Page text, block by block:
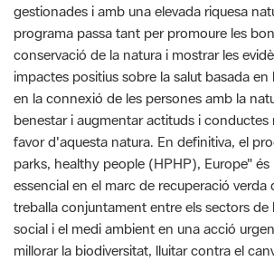
impactes positius sobre la salut basada en
en la connexió de les persones amb la
benestar i augmentar actituds i conductes
favor d'aquesta natura. En definitiva, el
parks, healthy people (HPHP), Europe" és
essencial en el marc de recuperació verda
treballa conjuntament entre els sectors de
social i el medi ambient en una acció
millorar la biodiversitat, lluitar contra el
la salut de les generacions futures.
La Federació EUROPARC i la Xarxa